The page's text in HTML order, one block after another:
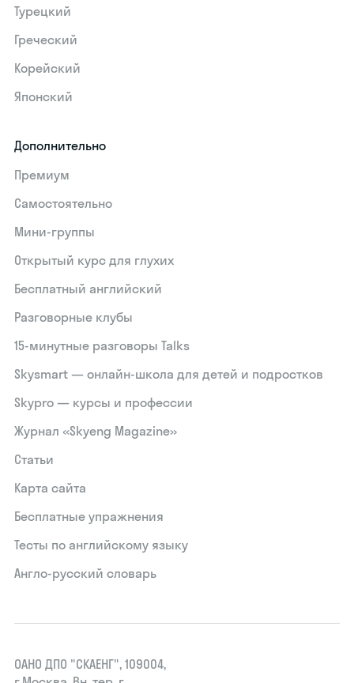
Турецкий
Греческий
Корейский
Японский
Дополнительно
Премиум
Самостоятельно
Мини-группы
Открытый курс для глухих
Бесплатный английский
Разговорные клубы
15‑минутные разговоры Talks
Skysmart — онлайн-школа для детей и подростков
Skypro — курсы и профессии
Журнал «Skyeng Magazine»
Статьи
Карта сайта
Бесплатные упражнения
Тесты по английскому языку
Англо-русский словарь
ОАНО ДПО "СКАЕНГ", 109004,